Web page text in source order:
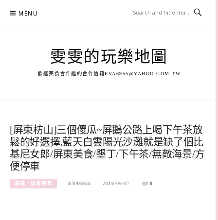
MENU
雯雯的玩樂地圖
歡迎美食合作邀約合作信箱EVA6955@YAHOO.COM.TW
[屏東枋山]三個傻瓜~屏鵝公路上喝下午茶放
鬆的好選擇,藍天白雲陽光沙灘就是缺了個比
基尼女郎/屏東美食/墾丁/下午茶/無敵海景/方
便停車
高雄、屏東美食 EVA6955 2016-06-07 0